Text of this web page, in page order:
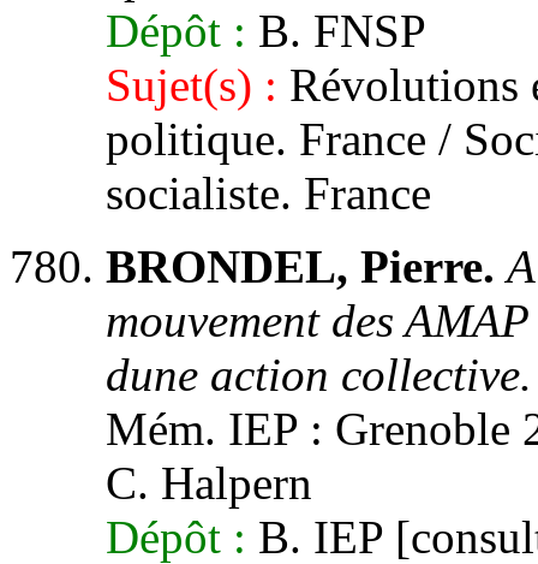
Dépôt : B. FNSP
Sujet(s) : Révolutions
politique. France /
socialiste. France
BRONDEL, Pierre.
mouvement des
dune action collective.
Mém. IEP : Grenoble
C. Halpern
Dépôt : B. IEP